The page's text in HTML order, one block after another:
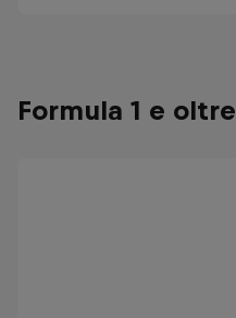
Formula 1 e oltre